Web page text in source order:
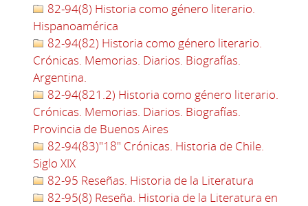
82-94(8) Historia como género literario.
Hispanoamérica
82-94(82) Historia como género literario.
Crónicas. Memorias. Diarios. Biografías.
Argentina.
82-94(821.2) Historia como género literario.
Crónicas. Memorias. Diarios. Biografías.
Provincia de Buenos Aires
82-94(83)"18" Crónicas. Historia de Chile.
Siglo XIX
82-95 Reseñas. Historia de la Literatura
82-95(8) Reseña. Historia de la Literatura en